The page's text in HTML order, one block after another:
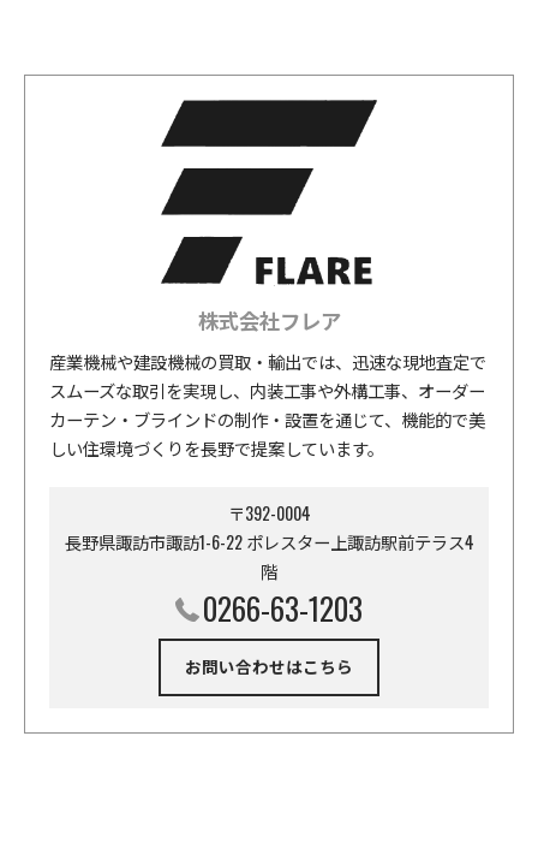
株式会社フレア
産業機械や建設機械の買取・輸出では、迅速な現地査定で
スムーズな取引を実現し、内装工事や外構工事、オーダー
カーテン・ブラインドの制作・設置を通じて、機能的で美
しい住環境づくりを長野で提案しています。
〒392-0004
長野県諏訪市諏訪1-6-22 ポレスター上諏訪駅前テラス4
階
0266-63-1203
お問い合わせはこちら